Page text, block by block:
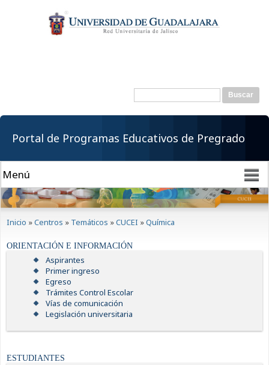
contenido
principal
Formulario de
Buscar
Portal de Programas Educativos de Pregrado
Inicio »Centros » Temáticos »CUCEI »Química
ORIENTACIÓN E INFORMACIÓN
Aspirantes
Primer ingreso
Egreso
Trámites Control Escolar
Vías de comunicación
Legislación universitaria
ESTUDIANTES